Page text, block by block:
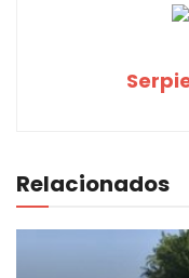
Relacionados